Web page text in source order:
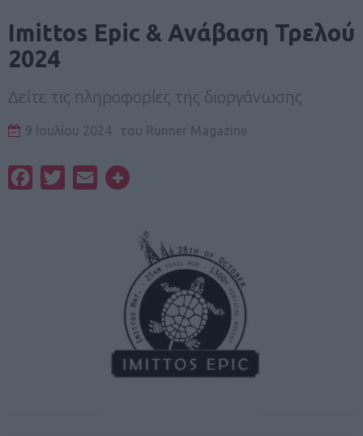
Imittos Epic & Ανάβαση Τρελού
2024
Δείτε τις πληροφορίες της διοργάνωσης
9 Ιουλίου 2024 του Runner Magazine
FacebookTwitterEmail